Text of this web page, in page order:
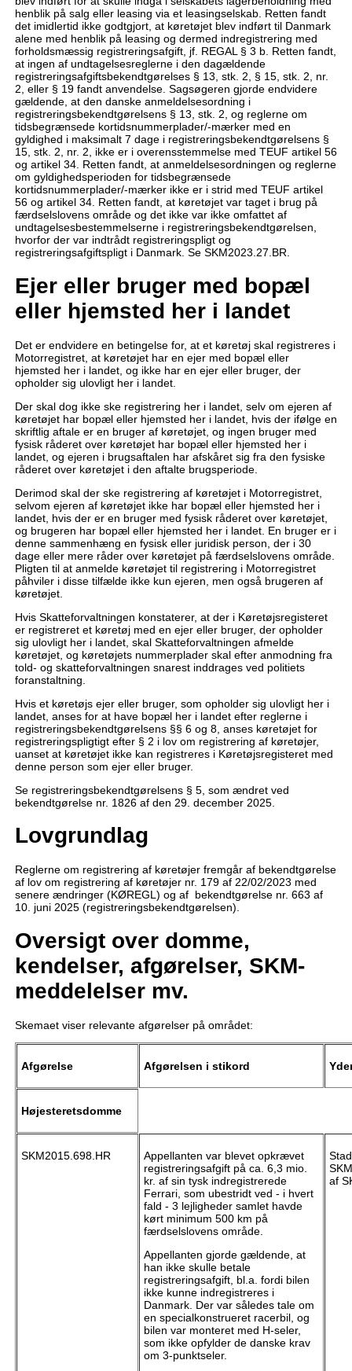
henblik på salg eller leasing via et leasingselskab. Retten fandt
det imidlertid ikke godtgjort, at køretøjet blev indført til Danmark
alene med henblik på leasing og dermed indregistrering med
forholdsmæssig registreringsafgift, jf. REGAL § 3 b. Retten fandt,
at ingen af undtagelsesreglerne i den dagældende
registreringsafgiftsbekendtgørelses § 13, stk. 2, § 15, stk. 2, nr.
2, eller § 19 fandt anvendelse. Sagsøgeren gjorde endvidere
gældende, at den danske anmeldelsesordning i
registreringsbekendtgørelsens § 13, stk. 2, og reglerne om
tidsbegrænsede kortidsnummerplader/-mærker med en
gyldighed i maksimalt 7 dage i registreringsbekendtgørelsens §
15, stk. 2, nr. 2, ikke er i overensstemmelse med TEUF artikel 56
og artikel 34. Retten fandt, at anmeldelsesordningen og reglerne
om gyldighedsperioden for tidsbegrænsede
kortidsnummerplader/-mærker ikke er i strid med TEUF artikel
56 og artikel 34. Retten fandt, at køretøjet var taget i brug på
færdselslovens område og det ikke var ikke omfattet af
undtagelsesbestemmelserne i registreringsbekendtgørelsen,
hvorfor der var indtrådt registreringspligt og
registreringsafgiftspligt i Danmark. Se SKM2023.27.BR.
Ejer eller bruger med bopæl
eller hjemsted her i landet
Det er endvidere en betingelse for, at et køretøj skal registreres i
Motorregistret, at køretøjet har en ejer med bopæl eller
hjemsted her i landet, og ikke har en ejer eller bruger, der
opholder sig ulovligt her i landet.
Der skal dog ikke ske registrering her i landet, selv om ejeren af
køretøjet har bopæl eller hjemsted her i landet, hvis der ifølge en
skriftlig aftale er en bruger af køretøjet, og ingen bruger med
fysisk råderet over køretøjet har bopæl eller hjemsted her i
landet, og ejeren i brugsaftalen har afskåret sig fra den fysiske
råderet over køretøjet i den aftalte brugsperiode.
Derimod skal der ske registrering af køretøjet i Motorregistret,
selvom ejeren af køretøjet ikke har bopæl eller hjemsted her i
landet, hvis der er en bruger med fysisk råderet over køretøjet,
og brugeren har bopæl eller hjemsted her i landet. En bruger er i
denne sammenhæng en fysisk eller juridisk person, der i 30
dage eller mere råder over køretøjet på færdselslovens område.
Pligten til at anmelde køretøjet til registrering i Motorregistret
påhviler i disse tilfælde ikke kun ejeren, men også brugeren af
køretøjet.
Hvis Skatteforvaltningen konstaterer, at der i Køretøjsregisteret
er registreret et køretøj med en ejer eller bruger, der opholder
sig ulovligt her i landet, skal Skatteforvaltningen afmelde
køretøjet, og køretøjets nummerplader skal efter anmodning fra
told- og skatteforvaltningen snarest inddrages ved politiets
foranstaltning.
Hvis et køretøjs ejer eller bruger, som opholder sig ulovligt her i
landet, anses for at have bopæl her i landet efter reglerne i
registreringsbekendtgørelsens §§ 6 og 8, anses køretøjet for
registreringspligtigt efter § 2 i lov om registrering af køretøjer,
uanset at køretøjet ikke kan registreres i Køretøjsregisteret med
denne person som ejer eller bruger.
Se registreringsbekendtgørelsens § 5, som ændret ved
bekendtgørelse nr. 1826 af den 29. december 2025.
Lovgrundlag
Reglerne om registrering af køretøjer fremgår af bekendtgørelse
af lov om registrering af køretøjer nr. 179 af 22/02/2023 med
senere ændringer (KØREGL) og af bekendtgørelse nr. 663 af
10. juni 2025 (registreringsbekendtgørelsen).
Oversigt over domme,
kendelser, afgørelser, SKM-
meddelelser mv.
Skemaet viser relevante afgørelser på området:
Afgørelse Afgørelsen i stikord
Højesteretsdomme
SKM2015.698.HR
Appellanten var blevet opkrævet
registreringsafgift på ca. 6,3 mio.
kr. af sin tysk indregistrerede
Ferrari, som ubestridt ved - i hvert
fald - 3 lejligheder samlet havde
kørt minimum 500 km på
færdselslovens område.
Appellanten gjorde gældende, at
han ikke skulle betale
registreringsafgift, bl.a. fordi bilen
ikke kunne indregistreres i
Danmark. Der var således tale om
en specialkonstrueret racerbil, og
bilen var monteret med H-seler,
som ikke opfylder de danske krav
om 3-punktseler.
af